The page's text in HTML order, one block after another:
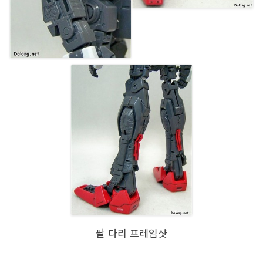
팔 다리 프레임샷